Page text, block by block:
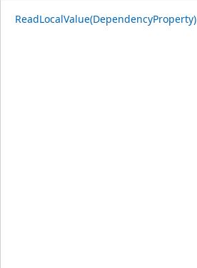
ReadLocalValue(DependencyProperty)